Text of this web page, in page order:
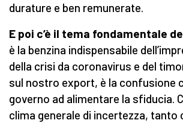
durature e ben remunerate.
E poi c’è il tema fondamentale
è la benzina indispensabile
della crisi da coronavirus e del
sul nostro export, è la confusione
governo ad alimentare la sfiducia.
clima generale di incertezza, tanto